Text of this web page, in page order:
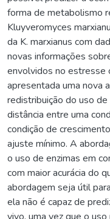
forma de metabolismo
Kluyveromyces
da K. marxianus com
novas informações
envolvidos no estresse
apresentada uma nova
redistribuição do uso de
distância entre uma
condição de
ajuste mínimo. A
o uso de enzimas em
com maior acurácia do
abordagem seja útil
ela não é capaz de